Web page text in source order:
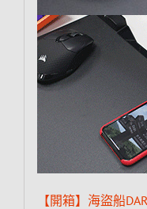
【開箱】海盜船